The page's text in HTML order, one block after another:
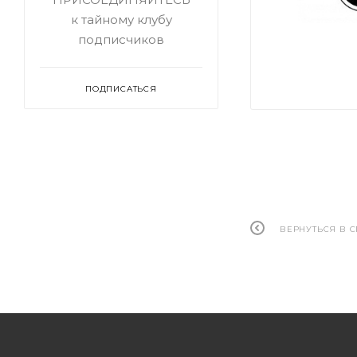
ВЕРНУТЬСЯ В
к тайному клубу
подписчиков
ПОДПИСАТЬСЯ